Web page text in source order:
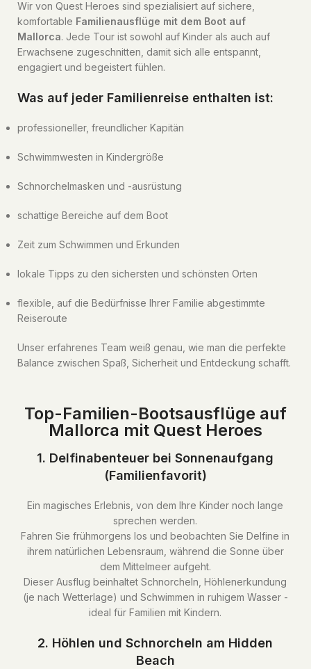
Wir von Quest Heroes sind spezialisiert auf sichere,
komfortable Familienausflüge mit dem Boot auf
Mallorca. Jede Tour ist sowohl auf Kinder als auch auf
Erwachsene zugeschnitten, damit sich alle entspannt,
engagiert und begeistert fühlen.
Was auf jeder Familienreise enthalten ist:
professioneller, freundlicher Kapitän
Schwimmwesten in Kindergröße
Schnorchelmasken und -ausrüstung
schattige Bereiche auf dem Boot
Zeit zum Schwimmen und Erkunden
lokale Tipps zu den sichersten und schönsten Orten
flexible, auf die Bedürfnisse Ihrer Familie abgestimmte
Reiseroute
Unser erfahrenes Team weiß genau, wie man die perfekte
Balance zwischen Spaß, Sicherheit und Entdeckung schafft.
Top-Familien-Bootsausflüge auf
Mallorca mit Quest Heroes
1. Delfinabenteuer bei Sonnenaufgang
(Familienfavorit)
Ein magisches Erlebnis, von dem Ihre Kinder noch lange
sprechen werden.
Fahren Sie frühmorgens los und beobachten Sie Delfine in
ihrem natürlichen Lebensraum, während die Sonne über
dem Mittelmeer aufgeht.
Dieser Ausflug beinhaltet Schnorcheln, Höhlenerkundung
(je nach Wetterlage) und Schwimmen in ruhigem Wasser -
ideal für Familien mit Kindern.
2. Höhlen und Schnorcheln am Hidden
Beach